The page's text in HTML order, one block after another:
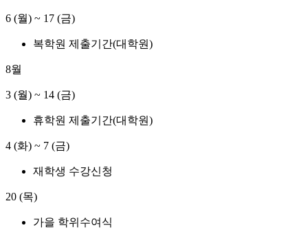
6 (월) ~ 17 (금)
복학원 제출기간(대학원)
8월
3 (월) ~ 14 (금)
휴학원 제출기간(대학원)
4 (화) ~ 7 (금)
재학생 수강신청
20 (목)
가을 학위수여식